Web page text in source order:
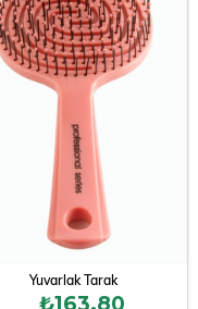
Yuvarlak Tarak